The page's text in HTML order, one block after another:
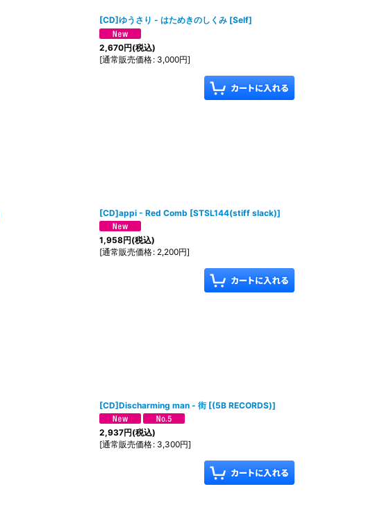
[CD]ゆうさり - はためきのしくみ [Self]
2,670円(税込)
[通常販売価格: 3,000円]
[CD]appi - Red Comb [STSL144(stiff slack)]
1,958円(税込)
[通常販売価格: 2,200円]
[CD]Discharming man - 街 [(5B RECORDS)]
2,937円(税込)
[通常販売価格: 3,300円]